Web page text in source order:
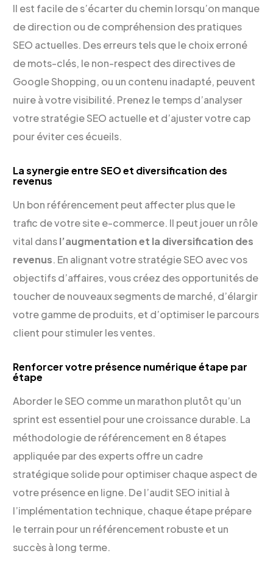
Il est facile de s’écarter du chemin lorsqu’on manque
de direction ou de compréhension des pratiques
SEO actuelles. Des erreurs tels que le choix erroné
de mots-clés, le non-respect des directives de
Google Shopping, ou un contenu inadapté, peuvent
nuire à votre visibilité. Prenez le temps d’analyser
votre stratégie SEO actuelle et d’ajuster votre cap
pour éviter ces écueils.
La synergie entre SEO et diversification des
revenus
Un bon référencement peut affecter plus que le
trafic de votre site e-commerce. Il peut jouer un rôle
vital dansl’augmentation et la diversification des
revenus. En alignant votre stratégie SEO avec vos
objectifs d’affaires, vous créez des opportunités de
toucher de nouveaux segments de marché, d’élargir
votre gamme de produits, et d’optimiser le parcours
client pour stimuler les ventes.
Renforcer votre présence numérique étape par
étape
Aborder le SEO comme un marathon plutôt qu’un
sprint est essentiel pour une croissance durable. La
méthodologie de référencement en 8 étapes
appliquée par des experts offre un cadre
stratégique solide pour optimiser chaque aspect de
votre présence en ligne. De l’audit SEO initial à
l’implémentation technique, chaque étape prépare
le terrain pour un référencement robuste et un
succès à long terme.